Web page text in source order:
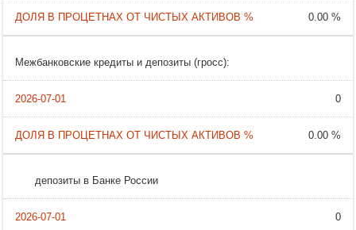
0.00 %
Межбанковские кредиты и депозиты (гросс):
0
0.00 %
депозиты в Банке России
0